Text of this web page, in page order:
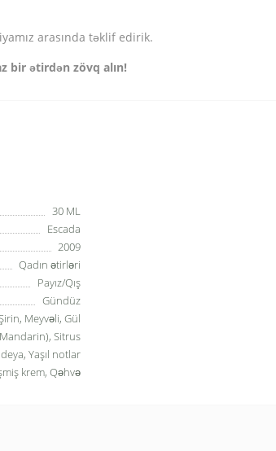
arasında təklif edirik.
bir ətirdən zövq alın!
30 ML
Escada
2009
Qadın ətirləri
Payız/Qış
Gündüz
Meyvəli, Gül
Sitrus
Yaşıl notlar
krem, Qəhvə